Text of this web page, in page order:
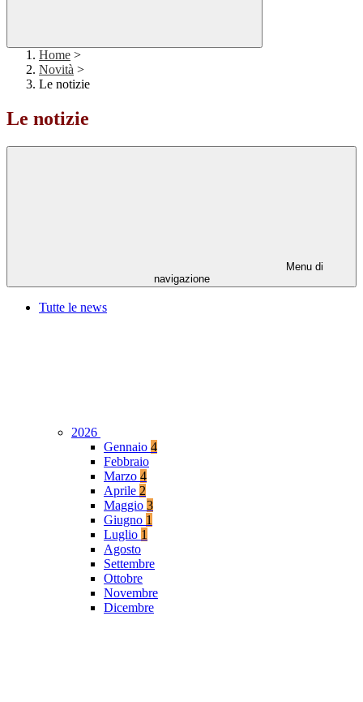
Home >
Novità >
Le notizie
Le notizie
Menu di
navigazione
Tutte le news
2026
Gennaio 4
Febbraio
Marzo 4
Aprile 2
Maggio 3
Giugno 1
Luglio 1
Agosto
Settembre
Ottobre
Novembre
Dicembre